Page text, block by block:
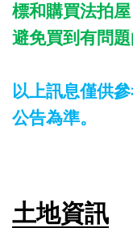
標和購買法拍屋
避免買到有問題
以上訊息僅供
公告為準。
土地資訊